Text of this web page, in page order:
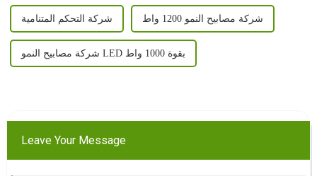
شركة التحكم المتنامية شركة مصابيح النمو 1200 واط
شركة مصابيح النمو LED بقوة 1000 واط
Leave Your Message